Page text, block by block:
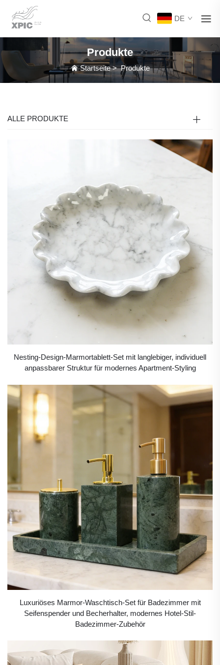
DE
Produkte
Startseite>Produkte
ALLE PRODUKTE
Nesting-Design-Marmortablett-Set mit langlebiger, individuell
anpassbarer Struktur für modernes Apartment-Styling
Luxuriöses Marmor-Waschtisch-Set für Badezimmer mit
Seifenspender und Becherhalter, modernes Hotel-Stil-
Badezimmer-Zubehör